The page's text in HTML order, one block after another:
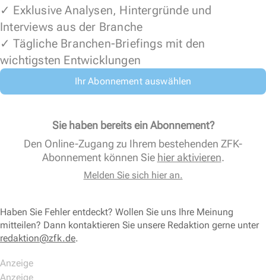
✓ Exklusive Analysen, Hintergründe und
Interviews aus der Branche
✓ Tägliche Branchen-Briefings mit den
wichtigsten Entwicklungen
Ihr Abonnement auswählen
Sie haben bereits ein Abonnement?
Den Online-Zugang zu Ihrem bestehenden ZFK-
Abonnement können Sie hier aktivieren.
Melden Sie sich hier an.
Haben Sie Fehler entdeckt? Wollen Sie uns Ihre Meinung
mitteilen? Dann kontaktieren Sie unsere Redaktion gerne unter
redaktion@zfk.de.